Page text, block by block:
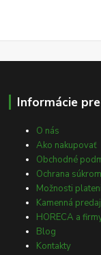
Informácie
O nás
Ako nakupovať
Obchodné
Ochrana
Možnosti
Kamenná
HORECA a
Blog
Kontakty